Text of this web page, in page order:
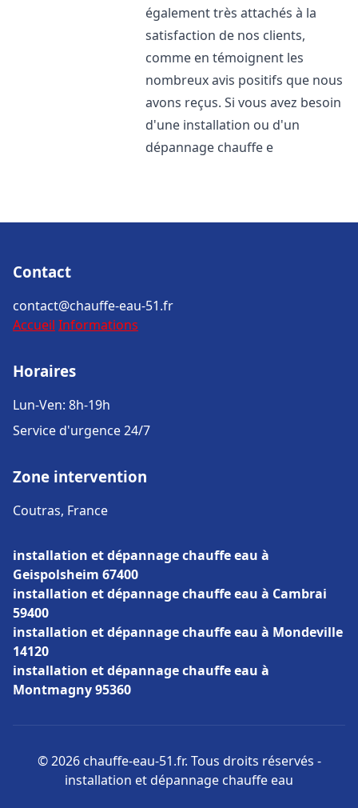
également très attachés à la
satisfaction de nos clients,
comme en témoignent les
nombreux avis positifs que nous
avons reçus. Si vous avez besoin
d'une installation ou d'un
dépannage chauffe e
Contact
contact@chauffe-eau-51.fr
Accueil Informations
Horaires
Lun-Ven: 8h-19h
Service d'urgence 24/7
Zone intervention
Coutras, France
installation et dépannage chauffe eau à
Geispolsheim 67400
installation et dépannage chauffe eau à Cambrai
59400
installation et dépannage chauffe eau à Mondeville
14120
installation et dépannage chauffe eau à
Montmagny 95360
© 2026 chauffe-eau-51.fr. Tous droits réservés -
installation et dépannage chauffe eau